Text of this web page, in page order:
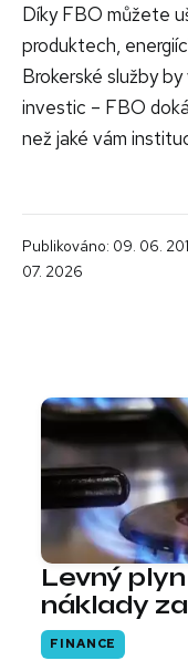
Díky FBO můžete
produktech,
Brokerské služby
investic – FBO
než jaké vám
Publikováno: 09. 06.
07. 2026
Levný
náklady
FINANCE